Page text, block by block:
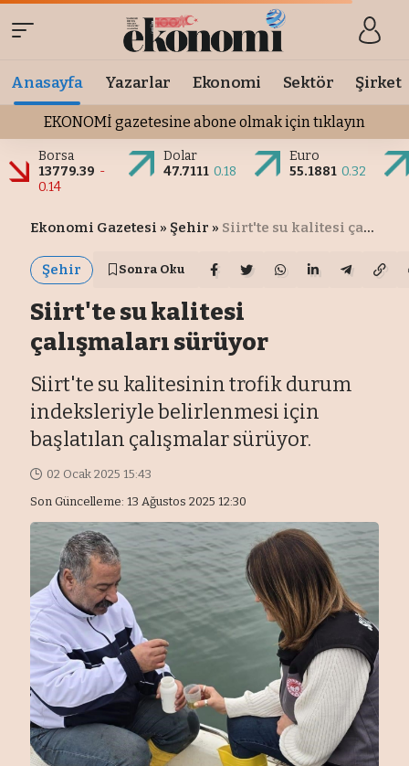
Anasayfa Yazarlar Ekonomi Sektör Şirket
EKONOMİ gazetesine abone olmak için tıklayın
Borsa
13779.39 -
0.14
Dolar
47.7111 0.18
Euro
55.1881 0.32
Ekonomi Gazetesi » Şehir » Siirt'te su kalitesi çalışmaları sürüyor
Şehir Sonra Oku
Siirt'te su kalitesi
çalışmaları sürüyor
Siirt'te su kalitesinin trofik durum
indeksleriyle belirlenmesi için
başlatılan çalışmalar sürüyor.
Son Güncelleme: 13 Ağustos 2025 12:30
02 Ocak 2025 15:43